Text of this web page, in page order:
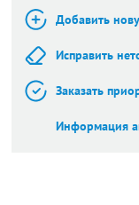
Добавить
Исправить
Заказать
Информация